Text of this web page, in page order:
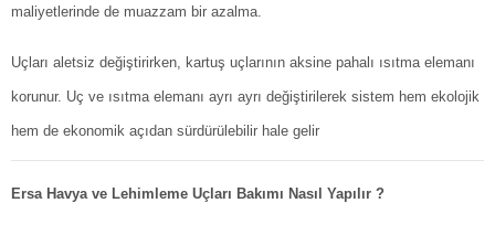
maliyetlerinde de muazzam bir azalma.
Uçları aletsiz değiştirirken, kartuş uçlarının aksine pahalı ısıtma elemanı
korunur. Uç ve ısıtma elemanı ayrı ayrı değiştirilerek sistem hem ekolojik
hem de ekonomik açıdan sürdürülebilir hale gelir
Ersa Havya ve Lehimleme Uçları Bakımı Nasıl Yapılır ?